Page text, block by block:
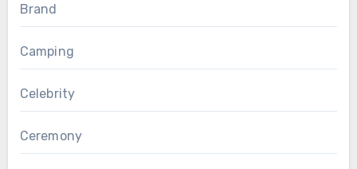
Brand
Camping
Celebrity
Ceremony